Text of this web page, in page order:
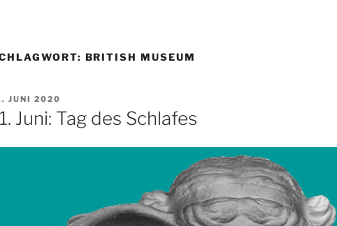
BRITISH MUSEUM
JUNI 2020
Juni: Tag des Schlafes